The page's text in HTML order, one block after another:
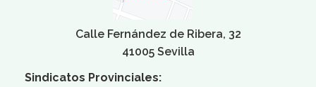
Calle Fernández de Ribera, 32
41005 Sevilla
Sindicatos Provinciales: